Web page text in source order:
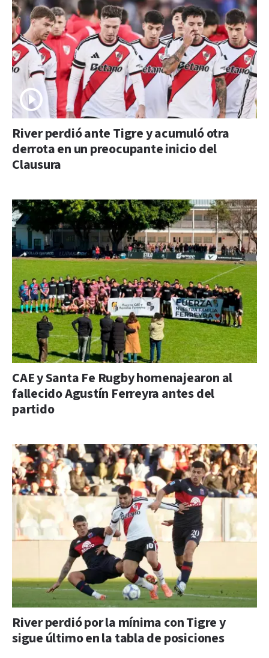
River perdió ante Tigre y acumuló otra
derrota en un preocupante inicio del
Clausura
CAE y Santa Fe Rugby homenajearon al
fallecido Agustín Ferreyra antes del
partido
River perdió por la mínima con Tigre y
sigue último en la tabla de posiciones